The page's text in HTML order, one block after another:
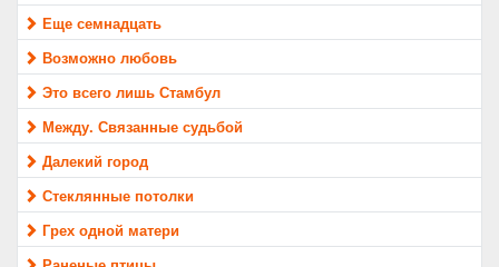
Еще семнадцать
Возможно любовь
Это всего лишь Стамбул
Между. Связанные судьбой
Далекий город
Стеклянные потолки
Грех одной матери